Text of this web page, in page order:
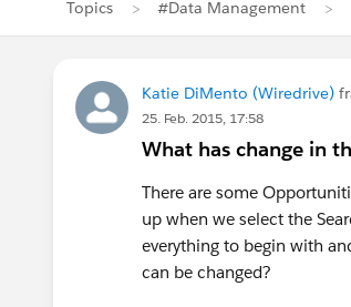
Topics #Data Management
Katie DiMento (Wiredrive)
25. Feb. 2015, 17:58
What has change in
There are some
up when we select the
everything to begin with
can be changed?